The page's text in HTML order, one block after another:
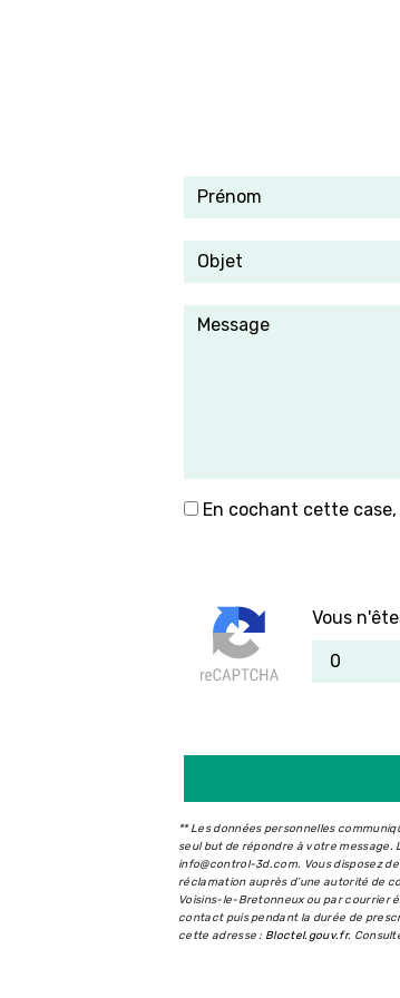
En cochant cette
Vous
** Les données personnelles
seul but de répondre à votre message.
info@control-3d.com. Vous disposez
réclamation auprès d’une autorité de
Voisins-le-Bretonneux ou par courrier
contact puis pendant la durée de
cette adresse : Bloctel.gouv.fr.